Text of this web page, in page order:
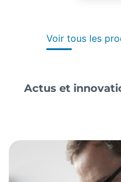
Voir tous les
Actus et